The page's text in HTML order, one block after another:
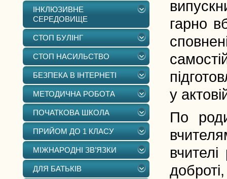
ІНКЛЮЗИВНЕ
СЕРЕДОВИЩЕ
СТОП БУЛІНГ
СТОП НАСИЛЬСТВО
БЕЗПЕКА В ІНТЕРНЕТІ
МЕТОДИЧНА РОБОТА
ПОЧАТКОВА ШКОЛА
ПРИЙОМ ДО 1 КЛАСУ
МІЖНАРОДНІ ЗВ’ЯЗКИ
ДЛЯ БАТЬКІВ
гарно
у
По